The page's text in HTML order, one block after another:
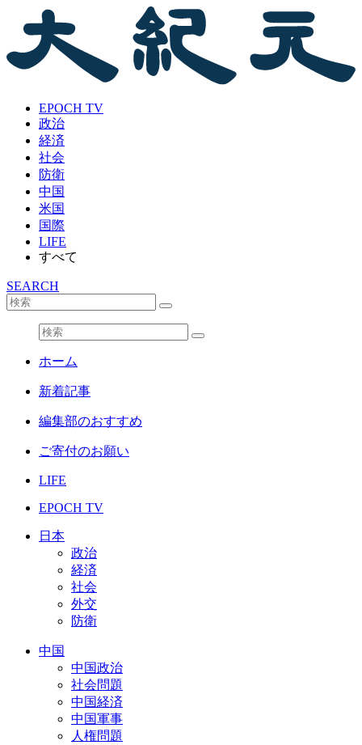
EPOCH TV
政治
経済
社会
防衛
中国
米国
国際
LIFE
すべて
SEARCH
ホーム
新着記事
編集部のおすすめ
ご寄付のお願い
LIFE
EPOCH TV
日本
政治
経済
社会
外交
防衛
中国
中国政治
社会問題
中国経済
中国軍事
人権問題